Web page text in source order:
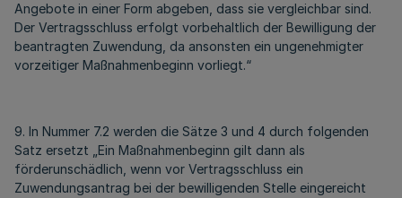
Angebote in einer Form abgeben, dass sie vergleichbar sind.
Der Vertragsschluss erfolgt vorbehaltlich der Bewilligung der
beantragten Zuwendung, da ansonsten ein ungenehmigter
vorzeitiger Maßnahmenbeginn vorliegt.“
9. In Nummer 7.2 werden die Sätze 3 und 4 durch folgenden
Satz ersetzt „Ein Maßnahmenbeginn gilt dann als
förderunschädlich, wenn vor Vertragsschluss ein
Zuwendungsantrag bei der bewilligenden Stelle eingereicht